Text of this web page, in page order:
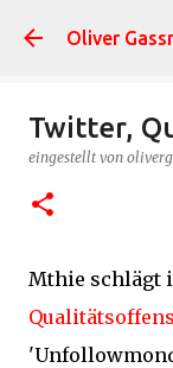
Oliver
Twitter,
eingestellt von oliverg
Mthie schlägt